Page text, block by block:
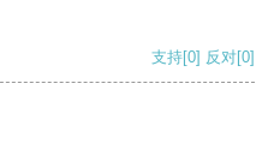
支持[0] 反对[0]